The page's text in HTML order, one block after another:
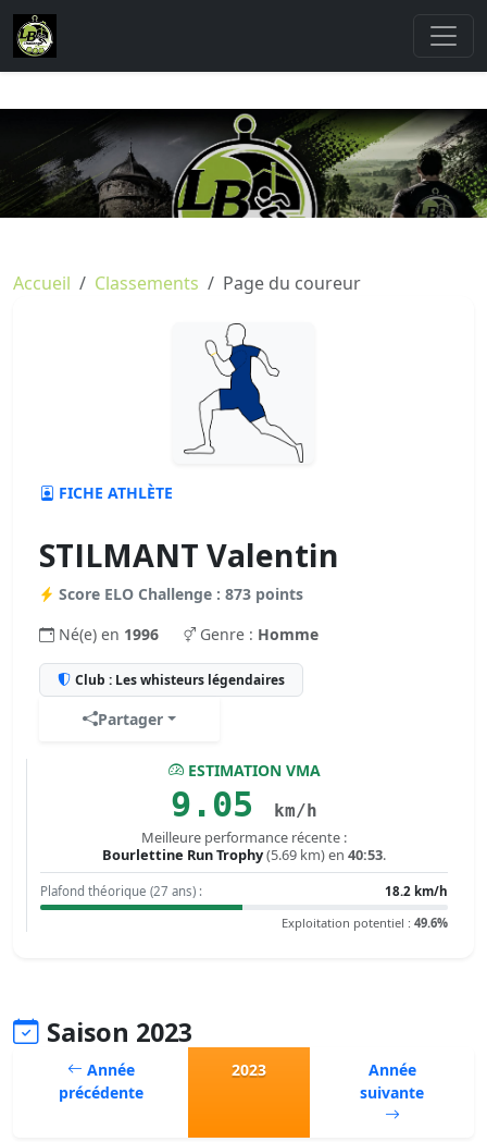
Accueil Classements Page du coureur
FICHE ATHLÈTE
STILMANT Valentin
Score ELO Challenge : 873 points
Né(e) en 1996 Genre : Homme
Club : Les whisteurs légendaires
Partager
ESTIMATION VMA
9.05 km/h
Meilleure performance récente :
Bourlettine Run Trophy(5.69 km) en 40:53.
Plafond théorique (27 ans) :
18.2 km/h
Exploitation potentiel : 49.6%
Saison 2023
Année
précédente
2023
Année
suivante